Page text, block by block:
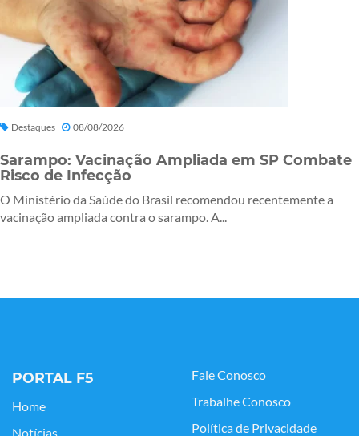
Destaques 08/08/2026
Sarampo: Vacinação Ampliada em SP Combate
Risco de Infecção
O Ministério da Saúde do Brasil recomendou recentemente a
vacinação ampliada contra o sarampo. A...
PORTAL F5
Home
Fale Conosco
Trabalhe Conosco
Política de Privacidade